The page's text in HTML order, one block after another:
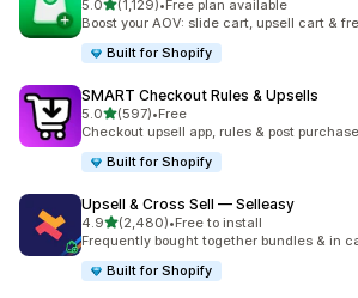
5.05つ星中
(1,129)
合計レビュー数：1129件
•Free plan available
Boost your AOV: slide cart, upsell cart &
Built for Shopify
SMART Checkout Rules & Upsells
5.05つ星中
(597)
合計レビュー数：597件
•Free
Checkout upsell app, rules & post
Built for Shopify
Upsell & Cross Sell — Selleasy
4.95つ星中
(2,480)
合計レビュー数：2480件
•Free to install
Frequently bought together bundles & in
Built for Shopify